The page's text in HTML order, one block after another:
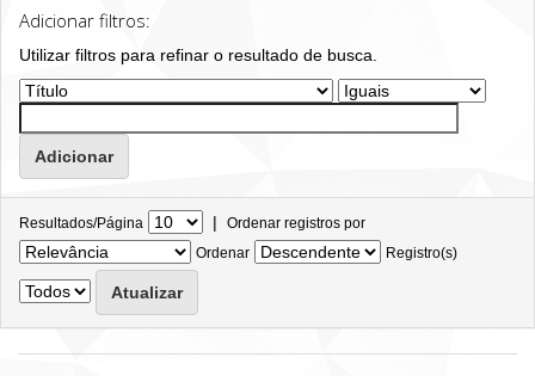
Adicionar filtros:
Utilizar filtros para refinar o resultado de busca.
Resultados/Página | Ordenar registros por
Ordenar
Registro(s)